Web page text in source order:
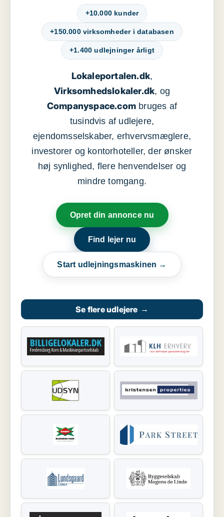
+10.000 kunder
+150.000 virksomheder i databasen
+1.400 udlejninger årligt
Lokaleportalen.dk,
Virksomhedslokaler.dk, og
Companyspace.com bruges af
tusindvis af udlejere,
ejendomsselskaber, erhvervsmæglere,
investorer og kontorhoteller, der ønsker
høj synlighed, flere henvendelser og
mindre tomgang.
Opret din annonce nu
Find lejer nu
Start udlejningsmaskinen →
Se flere udlejere →